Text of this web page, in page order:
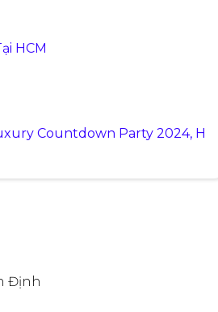
HCM
Countdown Party 2024, H
Định